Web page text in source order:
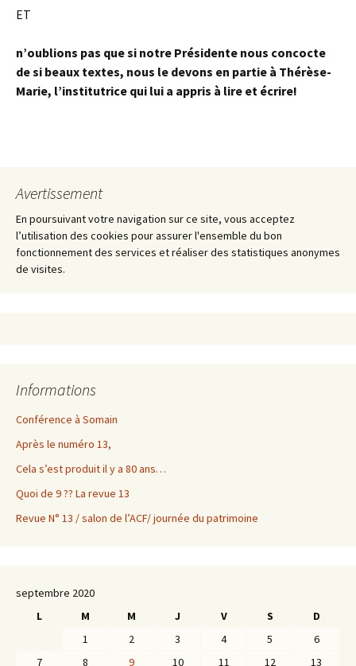
ET
n’oublions pas que si notre Présidente nous concocte
de si beaux textes, nous le devons en partie à Thérèse-
Marie, l’institutrice qui lui a appris à lire et écrire!
Avertissement
En poursuivant votre navigation sur ce site, vous acceptez
l’utilisation des cookies pour assurer l'ensemble du bon
fonctionnement des services et réaliser des statistiques anonymes
de visites.
Informations
Conférence à Somain
Après le numéro 13,
Cela s’est produit il y a 80 ans…
Quoi de 9 ?? La revue 13
Revue N° 13 / salon de l’ACF/ journée du patrimoine
septembre 2020
L
M M J V S
D
1
2 3 4 5
6
7
8 9 10 11 12 13